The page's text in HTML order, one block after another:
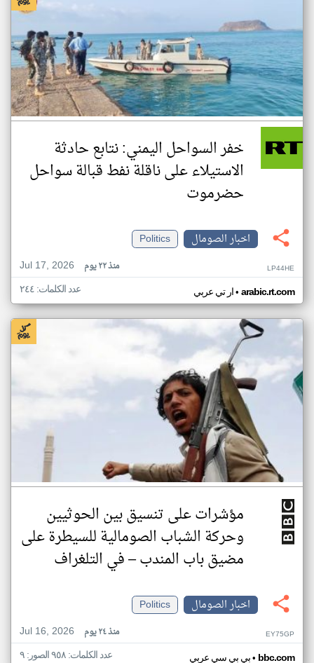
خفر السواحل اليمني: نتابع حادثة
الاستيلاء على ناقلة نفط قبالة سواحل
حضرموت
اخبار الصومال
Politics
Jul 17, 2026
منذ ٢٢ يوم LP44HE
ار تي عربي• arabic.rt.com عدد الكلمات: ٢٤٤
مؤشرات على تنسيق بين الحوثيين
وحركة الشباب الصومالية للسيطرة على
مضيق باب المندب – في التلغراف
اخبار الصومال
Politics
Jul 16, 2026
منذ ٢٤ يوم EY75GP
بي بي سي عربي• bbc.com عدد الكلمات: ٩٥٨ الصور: ٩